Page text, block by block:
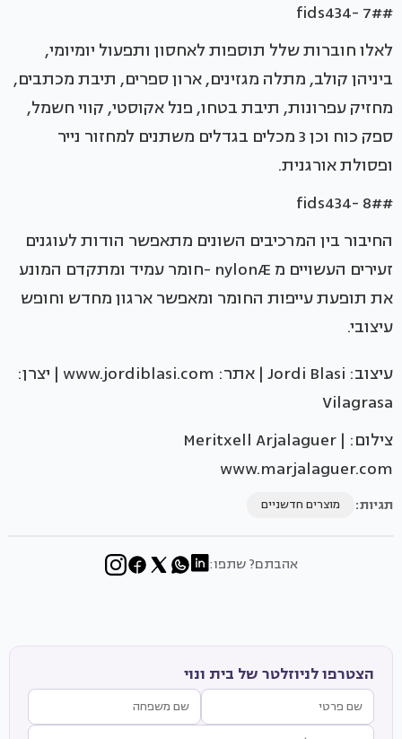
#fids434- 7#
לאלו חוברות שלל תוספות לאחסון ותפעול יומיומי,
ביניהן קולב, מתלה מגזינים, ארון ספרים, תיבת מכתבים,
מחזיק עפרונות, תיבת בטחו, פנל אקוסטי, קווי חשמל,
ספק כוח וכן 3 מכלים בגדלים משתנים למחזור נייר
ופסולת אורגנית.
#fids434- 8#
החיבור בין המרכיבים השונים מתאפשר הודות לעוגנים
זעירים העשויים מ nylonÆ -חומר עמיד ומתקדם המונע
את תופעת עייפות החומר ומאפשר ארגון מחדש וחופש
עיצובי.
עיצוב: Jordi Blasi | אתר: www.jordiblasi.com | יצרן:
Vilagrasa
צילום: Meritxell Arjalaguer |
www.marjalaguer.com
תגיות: מוצרים חדשניים
אהבתם? שתפו:
הצטרפו לניוזלטר של בית ונוי